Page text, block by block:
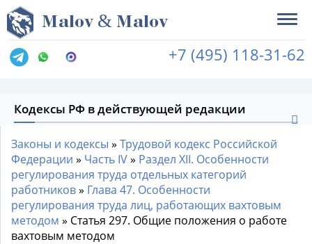
Malov & Malov
+7 (495) 118-31-62
Кодексы РФ в действующей редакции
Законы и кодексы » Трудовой кодекс Российской
Федерации » Часть IV» Раздел XII. Особенности
регулирования труда отдельных категорий
работников» Глава 47. Особенности
регулирования труда лиц, работающих вахтовым
методом » Статья 297. Общие положения о работе
вахтовым методом